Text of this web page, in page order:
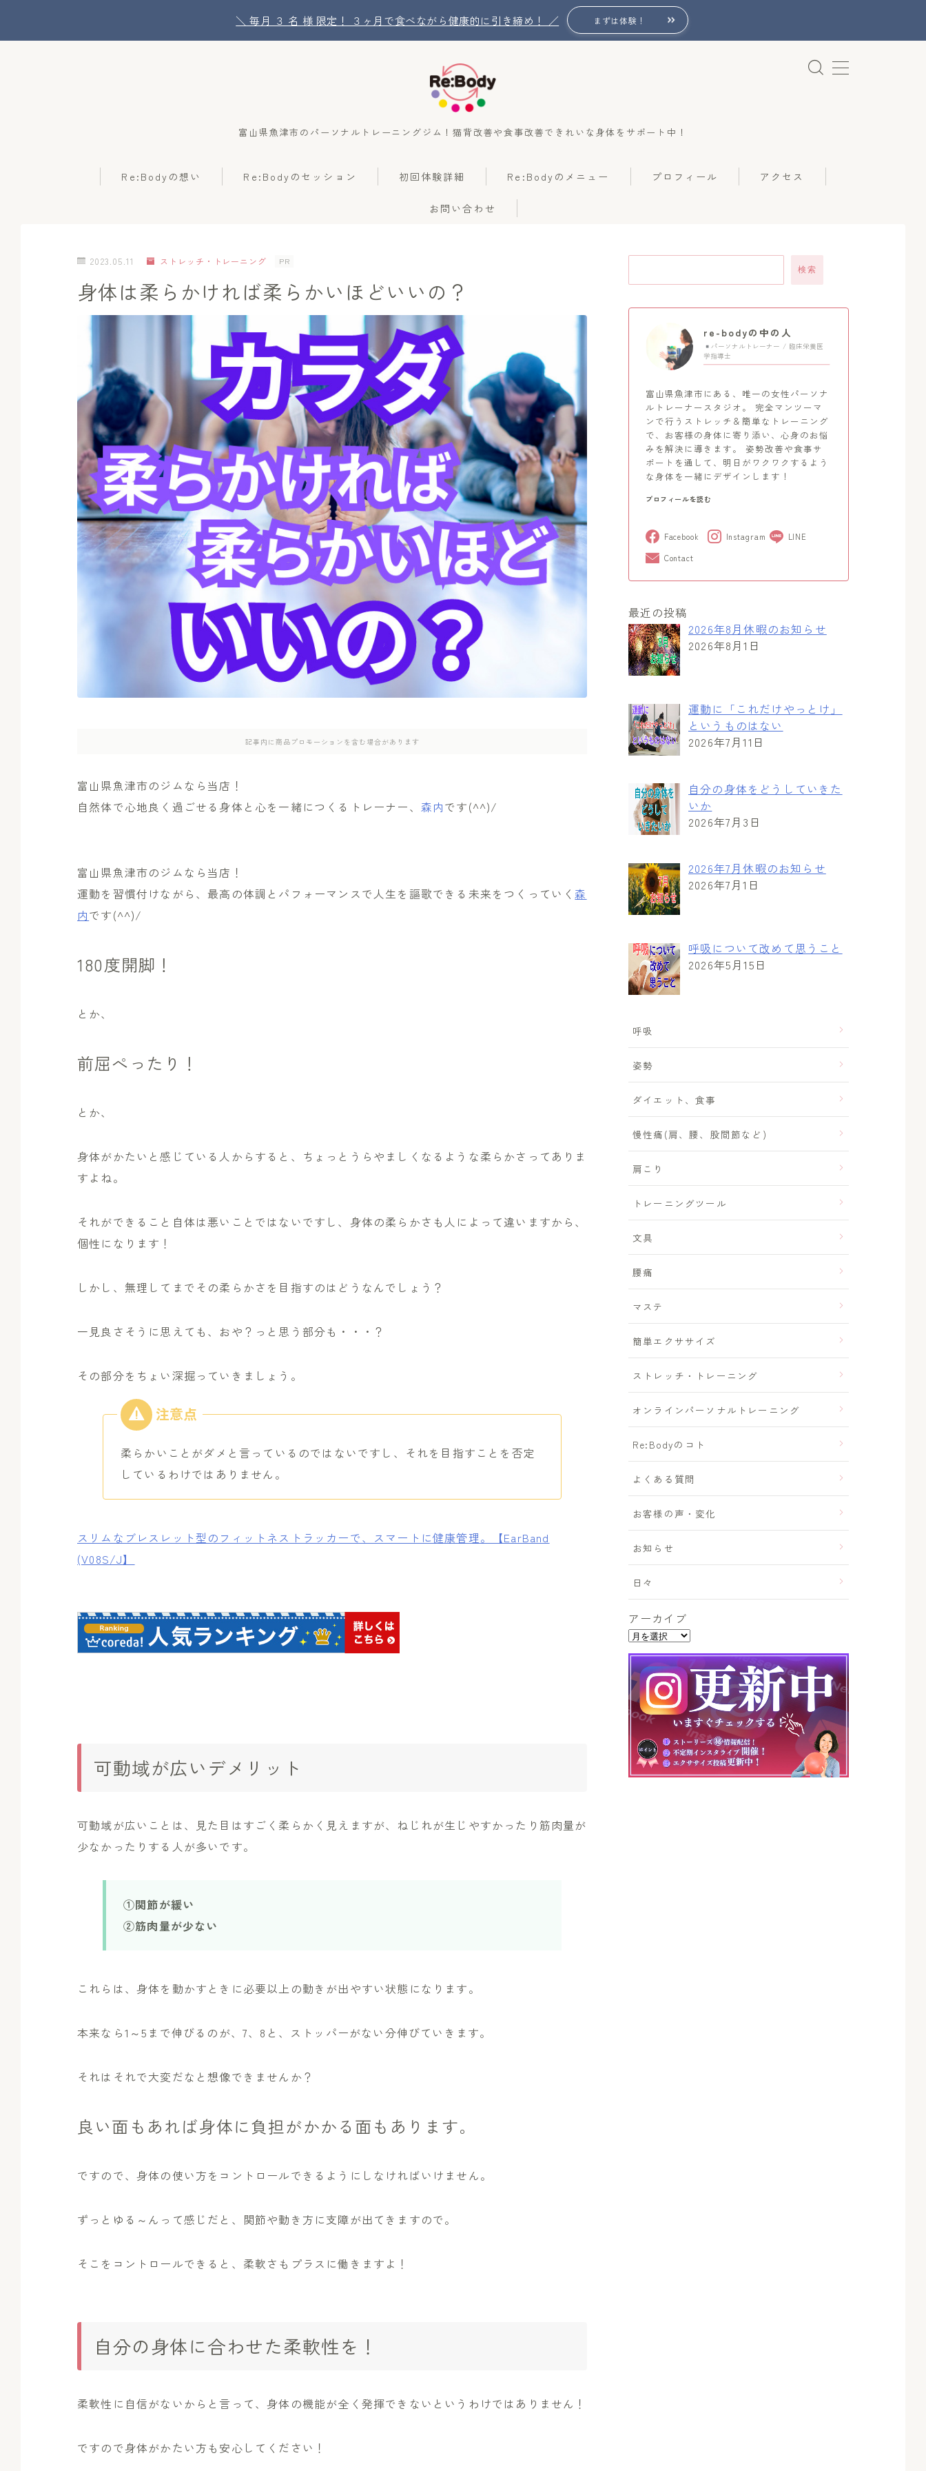
＼ 毎月 ３ 名 様 限定！ ３ヶ月で食べながら健康的に引き締め！ ／ まずは体験！
富山県魚津市のパーソナルトレーニングジム！猫背改善や食事改善できれいな身体をサポート中！
Re:Bodyの想い Re:Bodyのセッション 初回体験詳細 Re:Bodyのメニュー プロフィール アクセス
お問い合わせ
Re:Bodyの想い
Re:Bodyのセッション
記事カテゴリー一覧
プロフィール
アクセス
お問い合わせ
2023.05.11 ストレッチ・トレーニング PR
身体は柔らかければ柔らかいほどいいの？
記事内に商品プロモーションを含む場合があります
富山県魚津市のジムなら当店！
自然体で心地良く過ごせる身体と心を一緒につくるトレーナー、 森内です(^^)/
富山県魚津市のジムなら当店！
運動を習慣付けながら、最高の体調とパフォーマンスで人生を謳歌できる未来をつくっていく森
内です(^^)/
180度開脚！
とか、
前屈ぺったり！
とか、
身体がかたいと感じている人からすると、ちょっとうらやましくなるような柔らかさってありま
すよね。
それができること自体は悪いことではないですし、身体の柔らかさも人によって違いますから、
個性になります！
しかし、無理してまでその柔らかさを目指すのはどうなんでしょう？
一見良さそうに思えても、おや？っと思う部分も・・・？
その部分をちょい深掘っていきましょう。
柔らかいことがダメと言っているのではないですし、それを目指すことを否定
しているわけではありません。
スリムなブレスレット型のフィットネストラッカーで、スマートに健康管理。【EarBand
(V08S/J】
可動域が広いデメリット
可動域が広いことは、見た目はすごく柔らかく見えますが、ねじれが生じやすかったり筋肉量が
少なかったりする人が多いです。
①関節が緩い
②筋肉量が少ない
これらは、身体を動かすときに必要以上の動きが出やすい状態になります。
本来なら1～5まで伸びるのが、7、8と、ストッパーがない分伸びていきます。
それはそれで大変だなと想像できませんか？
良い面もあれば身体に負担がかかる面もあります。
ですので、身体の使い方をコントロールできるようにしなければいけません。
ずっとゆる～んって感じだと、関節や動き方に支障が出てきますので。
そこをコントロールできると、柔軟さもプラスに働きますよ！
自分の身体に合わせた柔軟性を！
柔軟性に自信がないからと言って、身体の機能が全く発揮できないというわけではありません！
ですので身体がかたい方も安心してください！
検索
re-bodyの中の人
パーソナルトレーナー / 臨床栄養医
学指導士
富山県魚津市にある、唯一の女性パーソナ
ルトレーナースタジオ。 完全マンツーマ
ンで行うストレッチ＆簡単なトレーニング
で、お客様の身体に寄り添い、心身のお悩
みを解決に導きます。 姿勢改善や食事サ
ポートを通して、明日がワクワクするよう
な身体を一緒にデザインします！
プロフィールを読む
Facebook Instagram
LINE
Contact
最近の投稿
2026年8月休暇のお知らせ
2026年8月1日
運動に「これだけやっとけ」
というものはない
2026年7月11日
自分の身体をどうしていきた
いか
2026年7月3日
2026年7月休暇のお知らせ
2026年7月1日
呼吸について改めて思うこと
2026年5月15日
呼吸
姿勢
ダイエット、食事
慢性痛(肩、腰、股間節など)
肩こり
トレーニングツール
文具
腰痛
マステ
簡単エクササイズ
ストレッチ・トレーニング
オンラインパーソナルトレーニング
Re:Bodyのコト
よくある質問
お客様の声・変化
お知らせ
日々
アーカイブ
ア
ー
カ
イ
ブ